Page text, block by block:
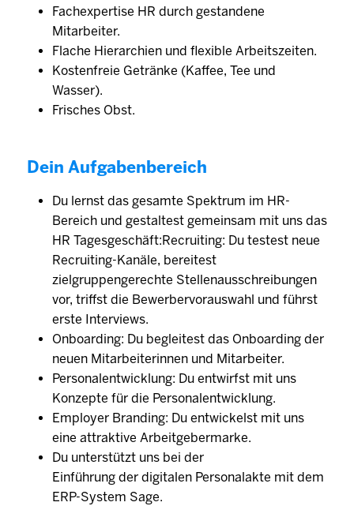
Fachexpertise HR durch gestandene
Mitarbeiter.
Flache Hierarchien und flexible Arbeitszeiten.
Kostenfreie Getränke (Kaffee, Tee und
Wasser).
Frisches Obst.
Dein Aufgabenbereich
Du lernst das gesamte Spektrum im HR-
Bereich und gestaltest gemeinsam mit uns das
HR Tagesgeschäft:Recruiting: Du testest neue
Recruiting-Kanäle, bereitest
zielgruppengerechte Stellenausschreibungen
vor, triffst die Bewerbervorauswahl und führst
erste Interviews.
Onboarding: Du begleitest das Onboarding der
neuen Mitarbeiterinnen und Mitarbeiter.
Personalentwicklung: Du entwirfst mit uns
Konzepte für die Personalentwicklung.
Employer Branding: Du entwickelst mit uns
eine attraktive Arbeitgebermarke.
Du unterstützt uns bei der
Einführung der digitalen Personalakte mit dem
ERP-System Sage.